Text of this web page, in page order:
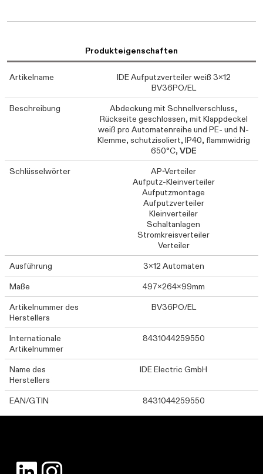
Produkteigenschaften
Artikelname
IDE Aufputzverteiler weiß 3x12
BV36PO/EL
Beschreibung
Abdeckung mit Schnellverschluss,
Rückseite geschlossen, mit Klappdeckel
weiß pro Automatenreihe und PE- und N-
Klemme, schutzisoliert, IP40, flammwidrig
650°C, VDE
Schlüsselwörter
AP-Verteiler
Aufputz-Kleinverteiler
Aufputzmontage
Aufputzverteiler
Kleinverteiler
Schaltanlagen
Stromkreisverteiler
Verteiler
Ausführung
3x12 Automaten
Maße
497x264x99mm
Artikelnummer des
Herstellers
BV36PO/EL
Internationale
Artikelnummer
8431044259550
Name des
Herstellers
IDE Electric GmbH
EAN/GTIN 8431044259550